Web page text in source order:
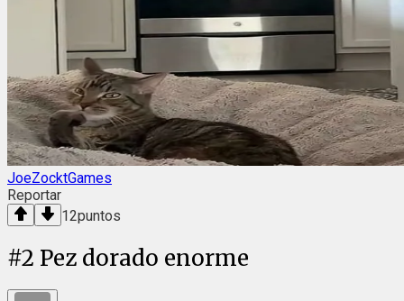
JoeZocktGames
Reportar
12puntos
#2 Pez dorado enorme